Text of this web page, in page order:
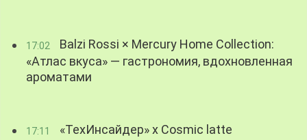
17:02
Balzi Rossi × Mercury Home Collection:
«Атлас вкуса» — гастрономия, вдохновленная
ароматами
17:11 «ТехИнсайдер» х Cosmic latte